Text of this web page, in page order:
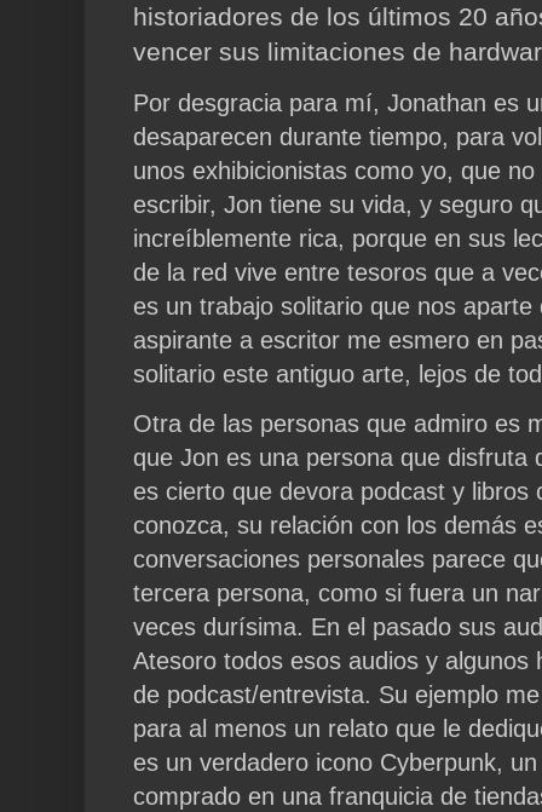
historiadores de los últimos 20
vencer sus limitaciones de
Por desgracia para mí, Jonathan es
desaparecen durante tiempo, para
unos exhibicionistas como yo, que
escribir, Jon tiene su vida, y seguro
increíblemente rica, porque en sus
de la red vive entre tesoros que a
es un trabajo solitario que nos
aspirante a escritor me esmero en
solitario este antiguo arte, lejos de
Otra de las personas que admiro es
que Jon es una persona que disfruta
es cierto que devora podcast y libros
conozca, su relación con los demás
conversaciones personales parece
tercera persona, como si fuera un
veces durísima. En el pasado sus
Atesoro todos esos audios y algunos
de podcast/entrevista. Su ejemplo
para al menos un relato que le
es un verdadero icono Cyberpunk,
comprado en una franquicia de